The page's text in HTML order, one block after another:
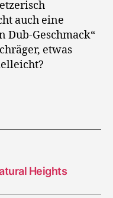
auch eine
Dub-Geschmack“
etwas
Heights